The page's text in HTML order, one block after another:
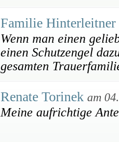
Familie Hinterleitner
Wenn man einen
einen Schutzengel
gesamten
Renate Torinek am
Meine aufrichtige